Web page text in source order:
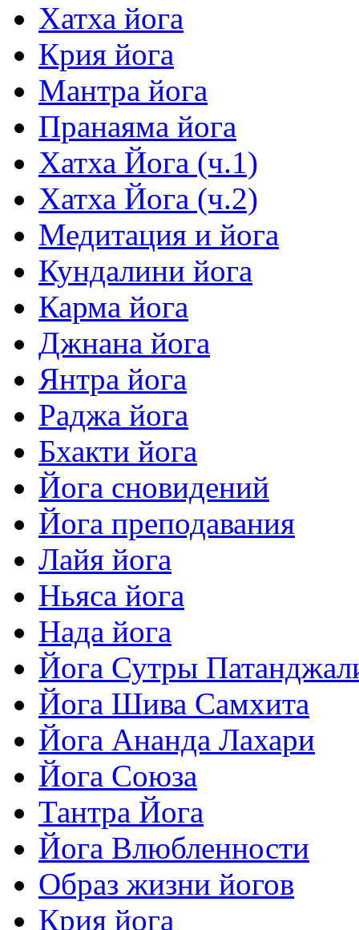
Хатха йога
Крия йога
Мантра йога
Пранаяма йога
Хатха Йога (ч.1)
Хатха Йога (ч.2)
Медитация и йога
Кундалини йога
Карма йога
Джнана йога
Янтра йога
Раджа йога
Бхакти йога
Йога сновидений
Йога преподавания
Лайя йога
Ньяса йога
Нада йога
Йога Сутры
Йога Шива Самхита
Йога Ананда Лахари
Йога Союза
Тантра Йога
Йога Влюбленности
Образ жизни йогов
Крия йога